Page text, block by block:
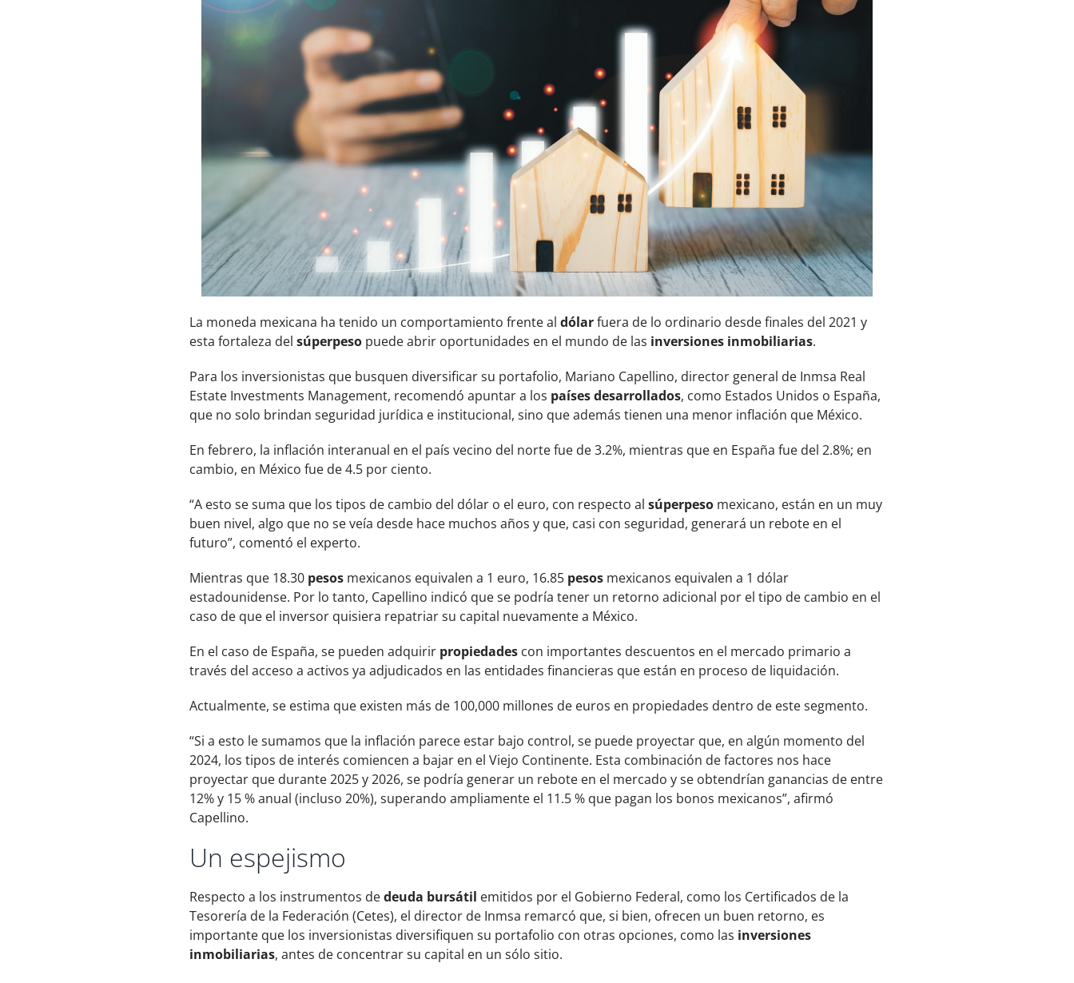
La moneda mexicana ha tenido un comportamiento frente al dólarfuera de lo ordinario desde finales del 2021 y
esta fortaleza del súperpeso puede abrir oportunidades en el mundo de las inversiones inmobiliarias.
Para los inversionistas que busquen diversificar su portafolio, Mariano Capellino, director general de Inmsa Real
Estate Investments Management, recomendó apuntar a los países desarrollados, como Estados Unidos o España,
que no solo brindan seguridad jurídica e institucional, sino que además tienen una menor inflación que México.
En febrero, la inflación interanual en el país vecino del norte fue de 3.2%, mientras que en España fue del 2.8%; en
cambio, en México fue de 4.5 por ciento.
“A esto se suma que los tipos de cambio del dólar o el euro, con respecto al súperpeso mexicano, están en un muy
buen nivel, algo que no se veía desde hace muchos años y que, casi con seguridad, generará un rebote en el
futuro”, comentó el experto.
Mientras que 18.30 pesos mexicanos equivalen a 1 euro, 16.85 pesos mexicanos equivalen a 1 dólar
estadounidense. Por lo tanto, Capellino indicó que se podría tener un retorno adicional por el tipo de cambio en el
caso de que el inversor quisiera repatriar su capital nuevamente a México.
En el caso de España, se pueden adquirir propiedades con importantes descuentos en el mercado primario a
través del acceso a activos ya adjudicados en las entidades financieras que están en proceso de liquidación.
Actualmente, se estima que existen más de 100,000 millones de euros en propiedades dentro de este segmento.
“Si a esto le sumamos que la inflación parece estar bajo control, se puede proyectar que, en algún momento del
2024, los tipos de interés comiencen a bajar en el Viejo Continente. Esta combinación de factores nos hace
proyectar que durante 2025 y 2026, se podría generar un rebote en el mercado y se obtendrían ganancias de entre
12% y 15 % anual (incluso 20%), superando ampliamente el 11.5 % que pagan los bonos mexicanos”, afirmó
Capellino.
Un espejismo
Respecto a los instrumentos dedeuda bursátil emitidos por el Gobierno Federal, como los Certificados de la
Tesorería de la Federación (Cetes), el director de Inmsa remarcó que, si bien, ofrecen un buen retorno, es
importante que los inversionistas diversifiquen su portafolio con otras opciones, como las inversiones
inmobiliarias, antes de concentrar su capital en un sólo sitio.